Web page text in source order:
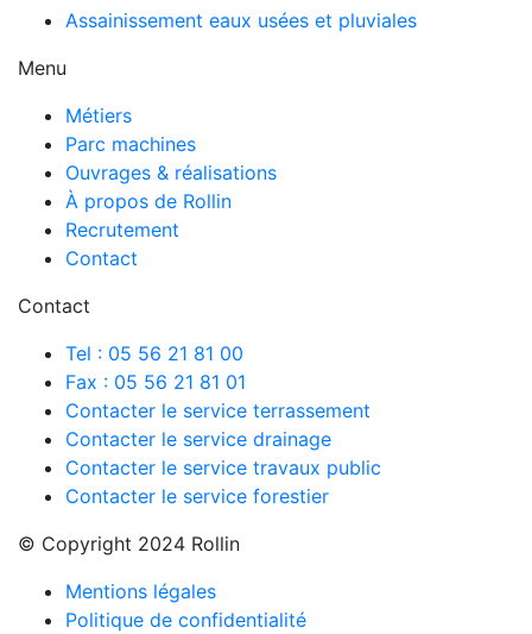
Assainissement eaux usées et pluviales
Menu
Métiers
Parc machines
Ouvrages & réalisations
À propos de Rollin
Recrutement
Contact
Contact
Tel : 05 56 21 81 00
Fax : 05 56 21 81 01
Contacter le service terrassement
Contacter le service drainage
Contacter le service travaux public
Contacter le service forestier
© Copyright 2024 Rollin
Mentions légales
Politique de confidentialité